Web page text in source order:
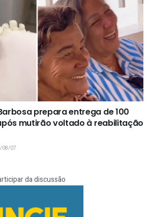
prepara entrega de 100
mutirão voltado à reabilitação
08/07
da discussão